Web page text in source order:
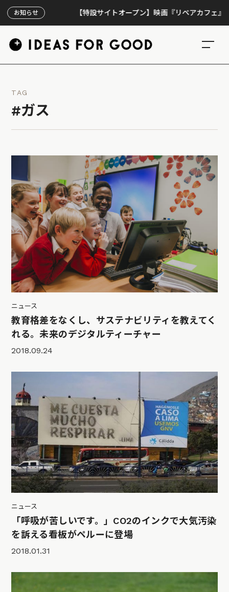
お知らせ 【特設サイトオープン】映画『リペアカフェ』、上映
TAG
#ガス
ニュース
教育格差をなくし、サステナビリティを教えてく
れる。未来のデジタルティーチャー
2018.09.24
ニュース
「呼吸が苦しいです。」CO2のインクで大気汚染
を訴える看板がペルーに登場
2018.01.31